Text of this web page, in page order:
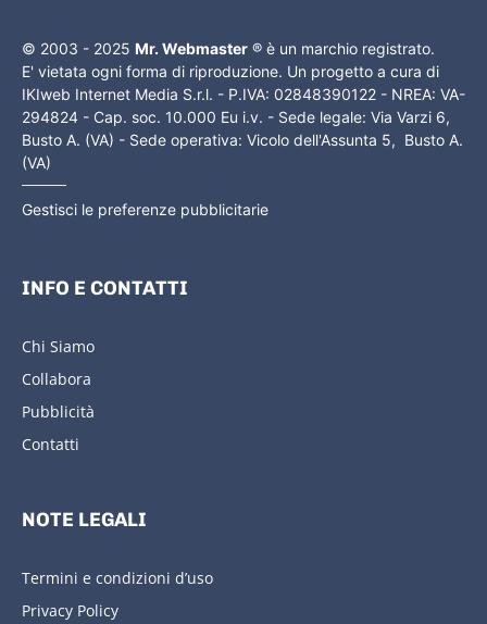
© 2003 - 2025 Mr. Webmaster ® è un marchio registrato.
E' vietata ogni forma di riproduzione. Un progetto a cura di
IKIweb Internet Media S.r.l. - P.IVA: 02848390122 - NREA: VA-
294824 - Cap. soc. 10.000 Eu i.v. - Sede legale: Via Varzi 6,
Busto A. (VA) - Sede operativa: Vicolo dell'Assunta 5, Busto A.
(VA)
Gestisci le preferenze pubblicitarie
INFO E CONTATTI
Chi Siamo
Collabora
Pubblicità
Contatti
NOTE LEGALI
Termini e condizioni d’uso
Privacy Policy